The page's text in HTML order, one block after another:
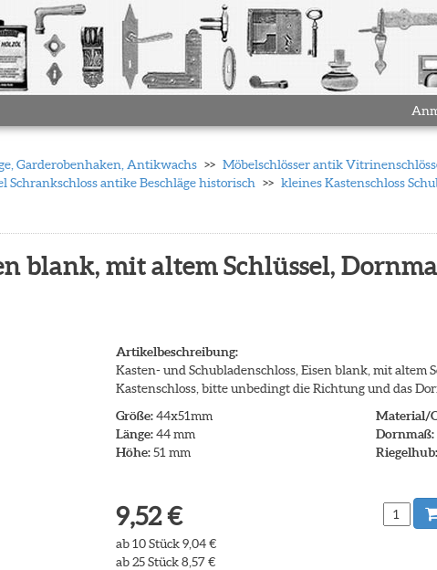
Garderobenhaken, Antikwachs
Möbelschlösser antik
Schrankschloss antike Beschläge historisch
kleines Kastenschloss
blank, mit altem Schlüssel,
Artikelbeschreibung:
Kasten- und Schubladenschloss, Eisen blank, mit altem
Kastenschloss, bitte unbedingt die Richtung und das
Größe:44x51mm
Länge:44 mm
Höhe:51 mm
Material/
Dornmaß:
Riegelhub:
9,52 €
ab 10 Stück 9,04 €
ab 25 Stück 8,57 €